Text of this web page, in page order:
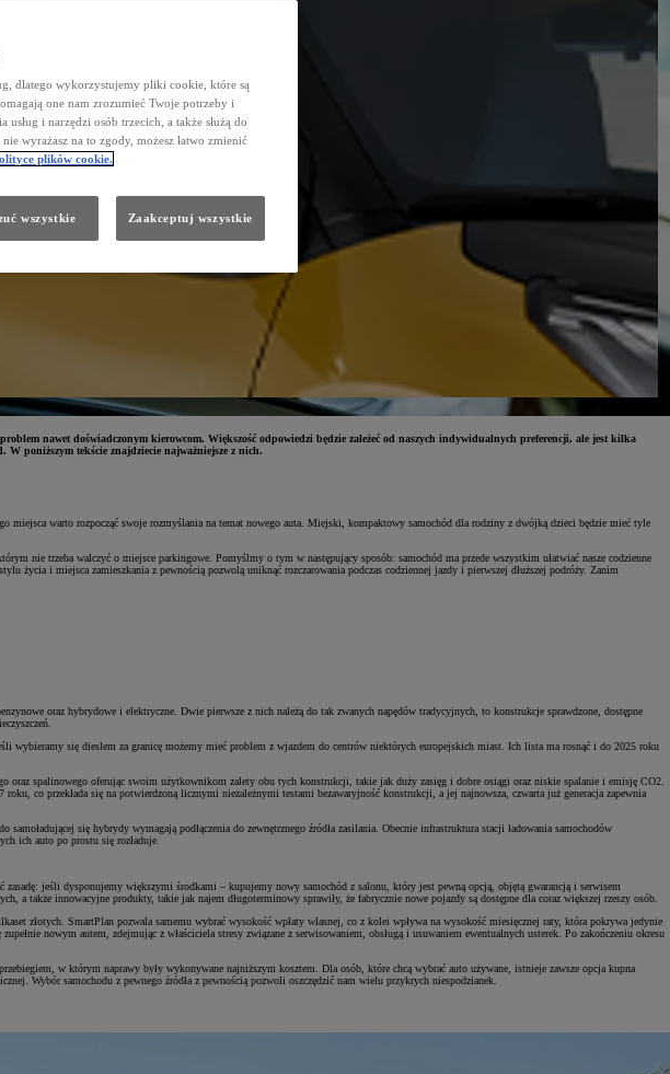
nawet doświadczonym kierowcom. Większość odpowiedzi będzie zależeć od naszych indywidualnych preferencji, ale jest kilka
poniższym tekście znajdziecie najważniejsze z nich.
warto rozpocząć swoje rozmyślania na temat nowego auta. Miejski, kompaktowy samochód dla rodziny z dwójką dzieci będzie mieć tyle
nie trzeba walczyć o miejsce parkingowe. Pomyślmy o tym w następujący sposób: samochód ma przede wszystkim ułatwiać nasze codzienne
życia i miejsca zamieszkania z pewnością pozwolą uniknąć rozczarowania podczas codziennej jazdy i pierwszej dłuższej podróży. Zanim
oraz hybrydowe i elektryczne. Dwie pierwsze z nich należą do tak zwanych napędów tradycyjnych, to konstrukcje sprawdzone, dostępne
wybieramy się dieslem za granicę możemy mieć problem z wjazdem do centrów niektórych europejskich miast. Ich lista ma rosnąć i do 2025 roku
oraz spalinowego oferując swoim użytkownikom zalety obu tych konstrukcji, takie jak duży zasięg i dobre osiągi oraz niskie spalanie i emisję CO2.
co przekłada się na potwierdzoną licznymi niezależnymi testami bezawaryjność konstrukcji, a jej najnowsza, czwarta już generacja zapewnia
się hybrydy wymagają podłączenia do zewnętrznego źródła zasilania. Obecnie infrastruktura stacji ładowania samochodów
ich auto po prostu się rozładuje.
jeśli dysponujemy większymi środkami – kupujemy nowy samochód z salonu, który jest pewną opcją, objętą gwarancją i serwisem
a także innowacyjne produkty, takie jak najem długoterminowy sprawiły, że fabrycznie nowe pojazdy są dostępne dla coraz większej rzeszy osób.
złotych. SmartPlan pozwala samemu wybrać wysokość wpłaty własnej, co z kolei wpływa na wysokość miesięcznej raty, która pokrywa jedynie
nowym autem, zdejmując z właściciela stresy związane z serwisowaniem, obsługą i usuwaniem ewentualnych usterek. Po zakończeniu okresu
w którym naprawy były wykonywane najniższym kosztem. Dla osób, które chcą wybrać auto używane, istnieje zawsze opcja kupna
Wybór samochodu z pewnego źródła z pewnością pozwoli oszczędzić nam wielu przykrych niespodzianek.
dlatego wykorzystujemy pliki cookie, które są
one nam zrozumieć Twoje potrzeby i
i narzędzi osób trzecich, a także służą do
wyrażasz na to zgody, możesz łatwo zmienić
plików cookie.
wszystkie Zaakceptuj wszystkie